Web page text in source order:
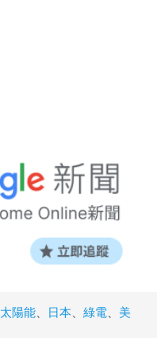
太陽能 日本 綠電
美